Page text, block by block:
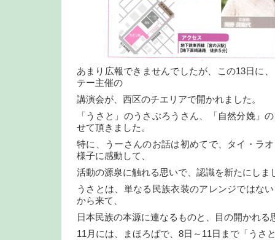
あまり広報できませんでしたが、この13日に
テー主催の
講演会が、西区のチエリアで開かれました。
「うさと」のうさぶろうさん、「自然分娩」
せて頂きました。
特に、うーさんのお話は初めてで、タイ・ラ
様子に感動して、
活動の源泉に触れる思いで、認識を新たにしま
うさとは、単なる民族衣装のアレンジではな
から来て、
日本民族の本源に連なるものと、目の開かれる
11月には、まほろばで、8日～11日まで「うさ